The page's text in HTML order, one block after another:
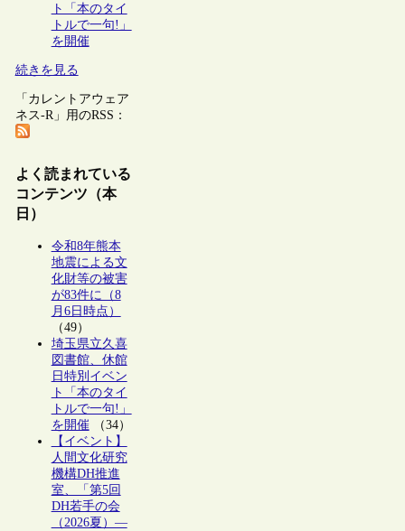
ト「本のタイ
トルで一句!」
を開催
続きを見る
「カレントアウェア
ネス-R」用のRSS：
よく読まれている
コンテンツ（本
日）
令和8年熊本
地震による文
化財等の被害
が83件に（8
月6日時点）
（49）
埼玉県立久喜
図書館、休館
日特別イベン
ト「本のタイ
トルで一句!」
を開催（34）
【イベント】
人間文化研究
機構DH推進
室、「第5回
DH若手の会
（2026夏）―